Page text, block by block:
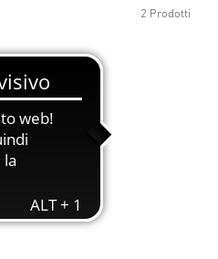
2 Prodotti